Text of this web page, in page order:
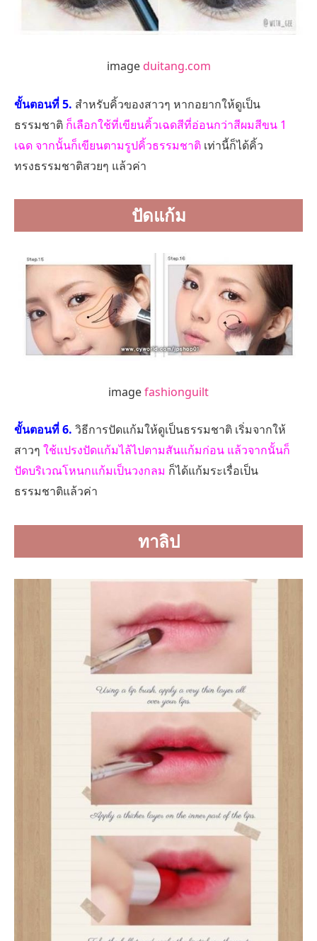
image duitang.com
ขั้นตอนที่ 5. สำหรับคิ้วของสาวๆ หากอยากให้ดูเป็น
ธรรมชาติ ก็เลือกใช้ที่เขียนคิ้วเฉดสีที่อ่อนกว่าสีผมสีขน 1
เฉด จากนั้นก็เขียนตามรูปคิ้วธรรมชาติ เท่านี้ก็ได้คิ้ว
ทรงธรรมชาติสวยๆ แล้วค่า
ปัดแก้ม
imagefashionguilt
ขั้นตอนที่ 6. วิธีการปัดแก้มให้ดูเป็นธรรมชาติ เริ่มจากให้
สาวๆ ใช้แปรงปัดแก้มไล้ไปตามสันแก้มก่อน แล้วจากนั้นก็
ปัดบริเวณโหนกแก้มเป็นวงกลม ก็ได้แก้มระเรื่อเป็น
ธรรมชาติแล้วค่า
ทาลิป